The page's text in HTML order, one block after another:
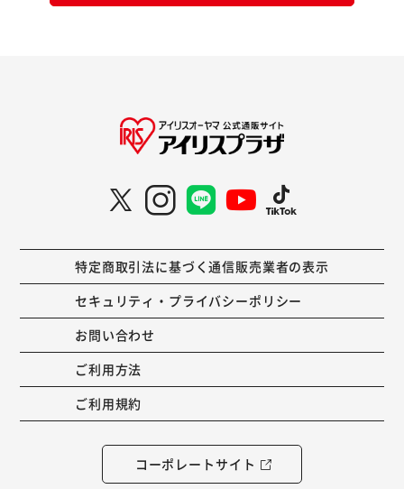
特定商取引法に基づく通信販売業者の表示
セキュリティ・プライバシーポリシー
お問い合わせ
ご利用方法
ご利用規約
コーポレートサイト